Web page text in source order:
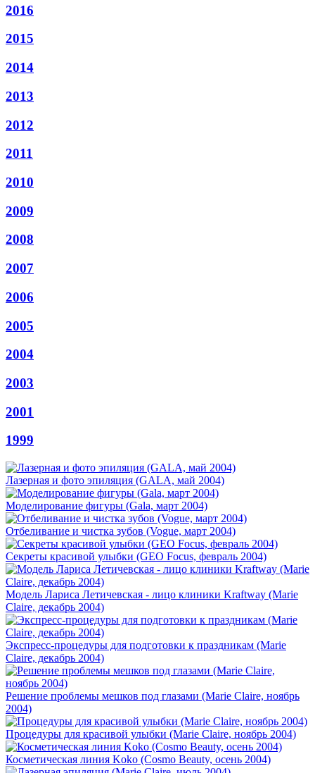
2016
2015
2014
2013
2012
2011
2010
2009
2008
2007
2006
2005
2004
2003
2001
1999
Лазерная и фото эпиляция (GALA, май 2004)
Моделирование фигуры (Gala, март 2004)
Отбеливание и чистка зубов (Vogue, март 2004)
Секреты красивой улыбки (GEO Focus, февраль 2004)
Модель Лариса Летичевская - лицо клиники Kraftway (Marie
Claire, декабрь 2004)
Экспресс-процедуры для подготовки к праздникам (Marie
Claire, декабрь 2004)
Решение проблемы мешков под глазами (Marie Claire, ноябрь
2004)
Процедуры для красивой улыбки (Marie Claire, ноябрь 2004)
Косметическая линия Koko (Cosmo Beauty, осень 2004)